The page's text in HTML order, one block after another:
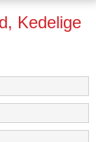
Kedelige